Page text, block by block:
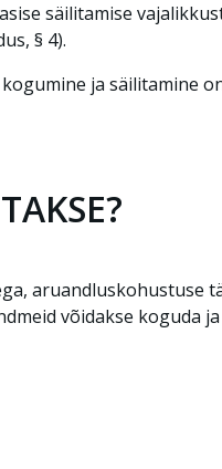
säilitamise
§ 4).
ja säilitamine
aruandluskohustuse
võidakse koguda